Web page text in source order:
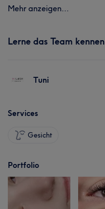
Mehr anzeigen...
Lerne das Team kennen
Tuni
Services
Gesicht
Portfolio